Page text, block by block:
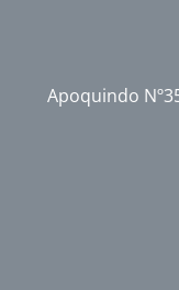
Apoquindo